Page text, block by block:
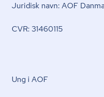
Juridisk navn: AOF
CVR: 31460115
Ung i AOF